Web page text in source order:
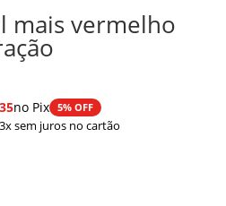
mais vermelho
no Pix 5% OFF
sem juros no cartão